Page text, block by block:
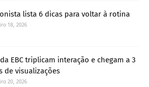
lista 6 dicas para voltar à rotina
18, 2026
EBC triplicam interação e chegam a 3
de visualizações
20, 2026